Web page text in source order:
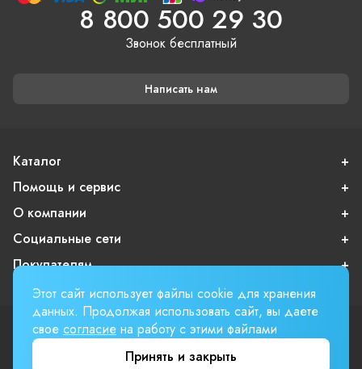
8 800 500 29 30
Звонок бесплатный
Написать нам
Каталог
Помощь и сервис
О компании
Социальные сети
Покупателям
Пользовательское соглашение
Публичная оферта
Этот сайт использует файлы cookie для хранения
данных. Продолжая использовать сайт, вы даете
свое согласие на работу с этими файлами
Принять и закрыть